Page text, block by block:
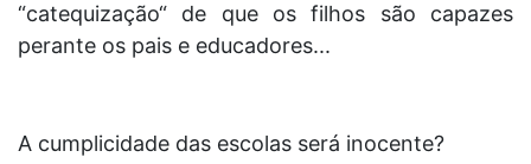
“catequização“ de que os filhos são capazes
perante os pais e educadores...
A cumplicidade das escolas será inocente?